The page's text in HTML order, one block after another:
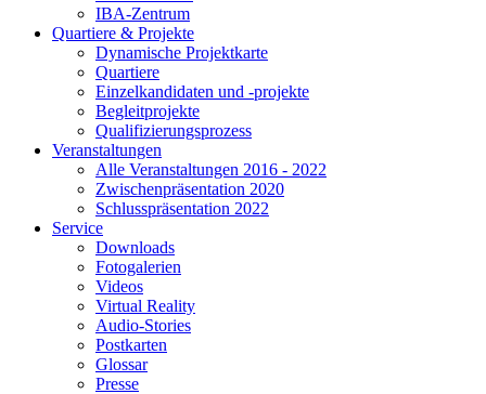
IBA-Zentrum
Quartiere & Projekte
Dynamische Projektkarte
Quartiere
Einzelkandidaten und -projekte
Begleitprojekte
Qualifizierungsprozess
Veranstaltungen
Alle Veranstaltungen 2016 - 2022
Zwischenpräsentation 2020
Schlusspräsentation 2022
Service
Downloads
Fotogalerien
Videos
Virtual Reality
Audio-Stories
Postkarten
Glossar
Presse